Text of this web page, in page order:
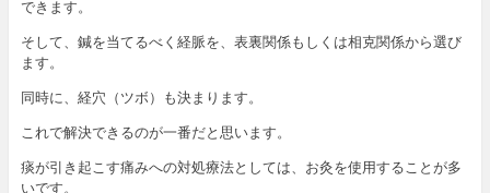
できます。
そして、鍼を当てるべく経脈を、表裏関係もしくは相克関係から選び
ます。
同時に、経穴（ツボ）も決まります。
これで解決できるのが一番だと思います。
痰が引き起こす痛みへの対処療法としては、お灸を使用することが多
いです。